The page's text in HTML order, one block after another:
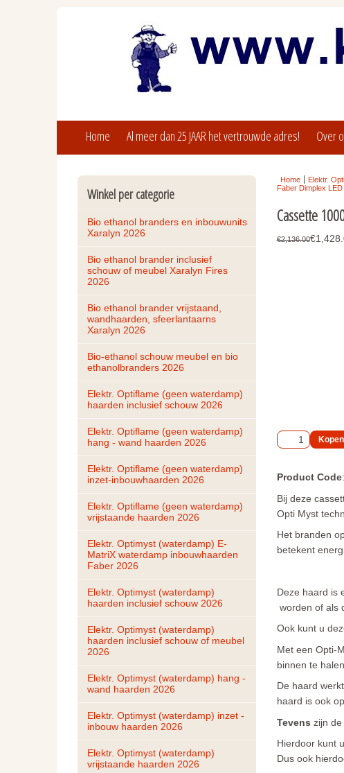
Home Al meer dan 25 JAAR het vertrouwde adres! Over
Winkel per categorie
Bio ethanol branders en inbouwunits
Xaralyn 2026
Bio ethanol brander inclusief
schouw of meubel Xaralyn Fires
2026
Bio ethanol brander vrijstaand,
wandhaarden, sfeerlantaarns
Xaralyn 2026
Bio-ethanol schouw meubel en bio
ethanolbranders 2026
Elektr. Optiflame (geen waterdamp)
haarden inclusief schouw 2026
Elektr. Optiflame (geen waterdamp)
hang - wand haarden 2026
Elektr. Optiflame (geen waterdamp)
inzet-inbouwhaarden 2026
Elektr. Optiflame (geen waterdamp)
vrijstaande haarden 2026
Elektr. Optimyst (waterdamp) E-
MatriX waterdamp inbouwhaarden
Faber 2026
Elektr. Optimyst (waterdamp)
haarden inclusief schouw 2026
Elektr. Optimyst (waterdamp)
haarden inclusief schouw of meubel
2026
Elektr. Optimyst (waterdamp) hang -
wand haarden 2026
Elektr. Optimyst (waterdamp) inzet -
inbouw haarden 2026
Elektr. Optimyst (waterdamp)
vrijstaande haarden 2026
Home Elektr.
Faber Dimplex LED
Cassette
€2,136.00
Product Code
Bij deze
Opti Myst
Het branden
betekent
Deze haard is
worden of als
Ook kunt u
Met een Opti-
binnen te
De haard
haard is ook
Tevens zijn
Hierdoor kunt
Dus ook